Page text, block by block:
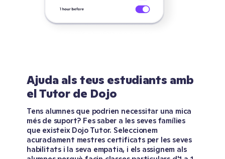
Ajuda als teus estudiants amb
el Tutor de Dojo
Tens alumnes que podrien necessitar una mica
més de suport? Fes saber a les seves famílies
que existeix Dojo Tutor. Seleccionem
acuradament mestres certificats per les seves
habilitats i la seva empatia, i els assignem als